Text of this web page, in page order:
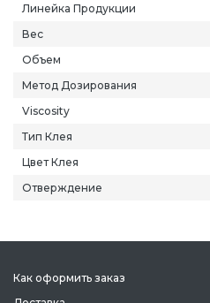
Линейка Продукции
Вес
Объем
Метод Дозирования
Viscosity
Тип Клея
Цвет Клея
Отверждение
Как оформить заказ